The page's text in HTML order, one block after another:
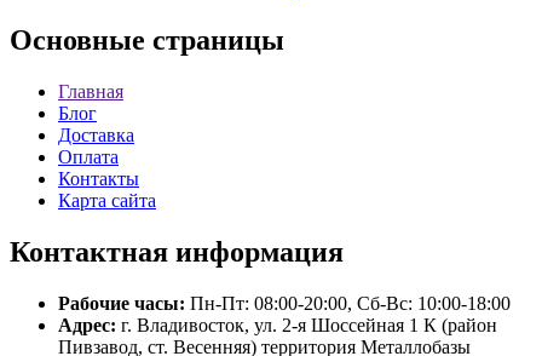
Основные страницы
Главная
Блог
Доставка
Оплата
Контакты
Карта сайта
Контактная информация
Рабочие часы: Пн-Пт: 08:00-20:00, Сб-Вс: 10:00-18:00
Адрес: г. Владивосток, ул. 2-я Шоссейная 1 К (район
Пивзавод, ст. Весенняя) территория Металлобазы